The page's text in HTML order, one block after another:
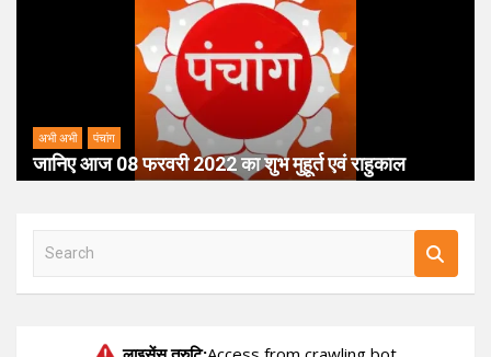
अभी अभी पंचांग
जानिए आज 08 फरवरी 2022 का शुभ मुहूर्त एवं राहुकाल
a